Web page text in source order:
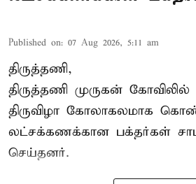
Published on: 07 Aug 2026, 5:11 am
திருத்தணி,
திருத்தணி முருகன் கோவிலில்
திருவிழா கோலாகலமாக
லட்சக்கணக்கான பக்தர்கள்
செய்தனர்.